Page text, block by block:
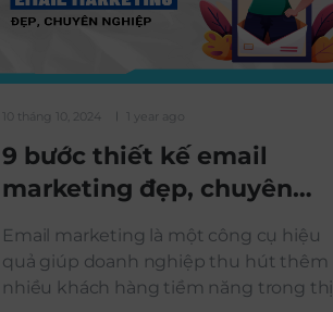
10 tháng 10, 2024 1 year ago
9 bước thiết kế email
marketing đẹp, chuyên
nghiệp, miễn phí
Email marketing là một công cụ hiệu
quả giúp doanh nghiệp thu hút thêm
nhiều khách hàng tiềm năng trong thị